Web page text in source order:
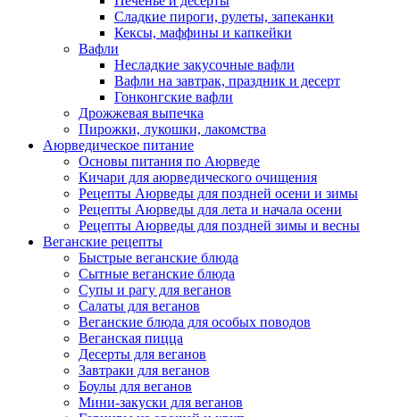
Сладкие пироги, рулеты, запеканки
Кексы, маффины и капкейки
Вафли
Несладкие закусочные вафли
Вафли на завтрак, праздник и десерт
Гонконгские вафли
Дрожжевая выпечка
Пирожки, лукошки, лакомства
Аюрведическое питание
Основы питания по Аюрведе
Кичари для аюрведического очищения
Рецепты Аюрведы для поздней осени и зимы
Рецепты Аюрведы для лета и начала осени
Рецепты Аюрведы для поздней зимы и весны
Веганские рецепты
Быстрые веганские блюда
Сытные веганские блюда
Супы и рагу для веганов
Салаты для веганов
Веганские блюда для особых поводов
Веганская пицца
Десерты для веганов
Завтраки для веганов
Боулы для веганов
Мини-закуски для веганов